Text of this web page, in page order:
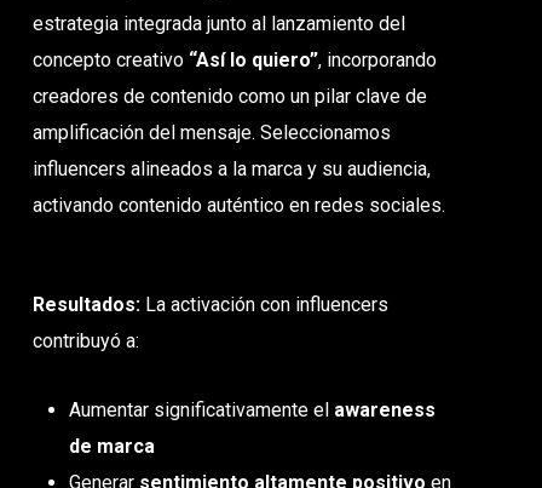
estrategia integrada junto al lanzamiento del
concepto creativo “Así lo quiero”, incorporando
creadores de contenido como un pilar clave de
amplificación del mensaje. Seleccionamos
influencers alineados a la marca y su audiencia,
activando contenido auténtico en redes sociales.
Resultados: La activación con influencers
contribuyó a:
Aumentar significativamente el awareness
de marca
Generar sentimiento altamente positivo en